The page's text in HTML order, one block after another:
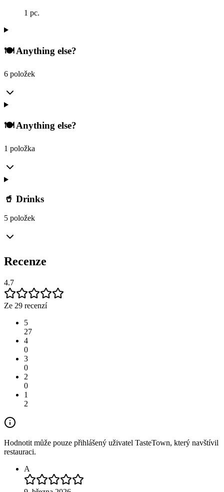
1 pc.
🍽️ Anything else?
6 položek
🍽️ Anything else?
1 položka
🥤 Drinks
5 položek
Recenze
4.7
Ze 29 recenzí
5
27
4
0
3
0
2
0
1
2
Hodnotit může pouze přihlášený uživatel TasteTown, který navštívil
restauraci.
A